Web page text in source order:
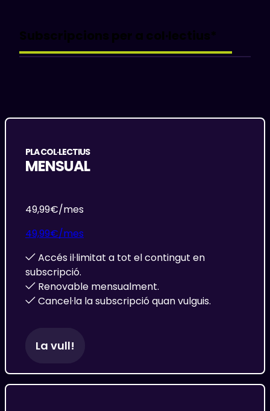
Subscripcions per a col·lectius*
PLA COL·LECTIUS
MENSUAL
49,99€/mes
49,99€/mes
Accés il·limitat a tot el contingut en
subscripció.
Renovable mensualment.
Cancel·la la subscripció quan vulguis.
La vull!